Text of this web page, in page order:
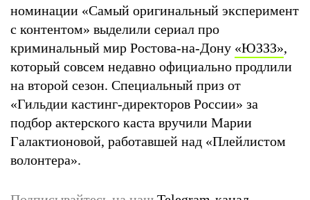
номинации «Самый оригинальный эксперимент
с контентом» выделили сериал про
криминальный мир Ростова-на-Дону «ЮЗЗЗ»,
который совсем недавно официально продлили
на второй сезон. Специальный приз от
«Гильдии кастинг-директоров России» за
подбор актерского каста вручили Марии
Галактионовой, работавшей над «Плейлистом
волонтера».